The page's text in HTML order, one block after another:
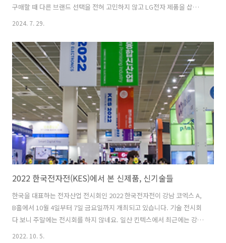
구매할 때 다른 브랜드 선택을 전혀 고민하지 않고 LG전자 제품을 삽니
다. 워낙 신뢰도가 높아야죠. 다만 가격은 싸다고 느껴지지 않습니다. 그
좋아서 LG전자 제품에 대한 만족도는 많습니다. LG전자의 가습기와 공
기청정기를 합친 하이드로 타워 LG전자는 정말 모터 기술 하나는 최강이
고 이 기술력으로 잔고장도 적고 10년 이상 사용하는 장기 사용 가능한
가전의 대명사가 되고 있네요. 물론 삼성전자 제품도 오래 사용할 수 있
지만 이미지가 박혀 버려서 쳐다도 안 보게 되네요. 가습기와 공기청정기
가 합쳐..
2024. 7. 29.
2022 한국전자전(KES)에서 본 신제품, 신기술들
한국을 대표하는 전자산업 전시회인 2022 한국전자전이 강남 코엑스 A,
B홀에서 10월 4일부터 7일 금요일까지 개최되고 있습니다. 기술 전시회
다 보니 주말에는 전시회를 하지 않네요. 일산 킨텍스에서 최근에는 강남
코엑스로 이동을 한 후 전시를 진행하고 있네요. 한국전자전의 다양한 최
2022. 10. 5.